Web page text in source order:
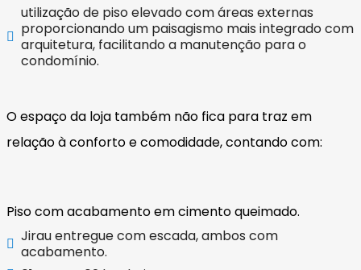
utilização de piso elevado com áreas externas
proporcionando um paisagismo mais integrado com
arquitetura, facilitando a manutenção para o
condomínio.
O espaço da loja também não fica para traz em
relação à conforto e comodidade, contando com:
Piso com acabamento em cimento queimado.
Jirau entregue com escada, ambos com
acabamento.